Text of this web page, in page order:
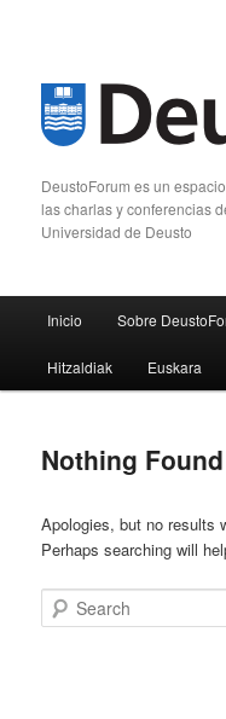
DeustoForum es un
las charlas y conferencias
Universidad de Deusto
Skip to primary content
Skip to secondary
Inicio Sobre
Hitzaldiak Euskara
Nothing Found
Apologies, but no results
Perhaps searching will
Search